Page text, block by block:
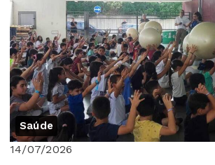
Saúde
14/07/2026